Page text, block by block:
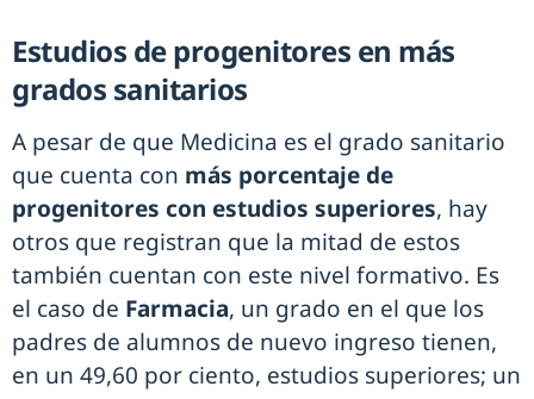
Estudios de progenitores en más
grados sanitarios
A pesar de que Medicina es el grado sanitario
que cuenta con más porcentaje de
progenitores con estudios superiores, hay
otros que registran que la mitad de estos
también cuentan con este nivel formativo. Es
el caso de Farmacia, un grado en el que los
padres de alumnos de nuevo ingreso tienen,
en un 49,60 por ciento, estudios superiores; un